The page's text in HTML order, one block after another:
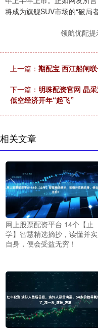
将成为旗舰SUV市场的“破局者
领航优配提
上一篇： 期配宝 西江船闸
下一篇： 明珠配资官网 晶
低空经济开年“起飞”
相关文章
网上股票配资平台 14个【止
学】智慧精选摘抄，读懂并
自身，便会受益无穷！